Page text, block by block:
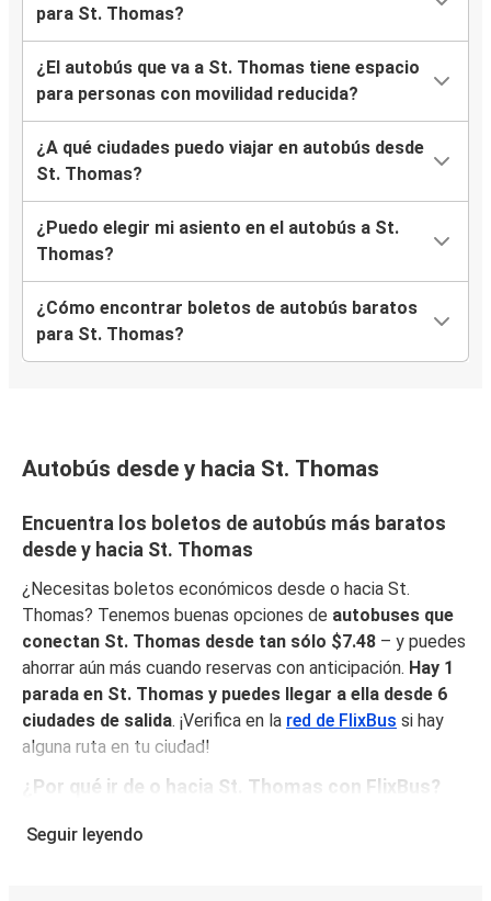
para St. Thomas?
¿El autobús que va a St. Thomas tiene espacio
para personas con movilidad reducida?
¿A qué ciudades puedo viajar en autobús desde
St. Thomas?
¿Puedo elegir mi asiento en el autobús a St.
Thomas?
¿Cómo encontrar boletos de autobús baratos
para St. Thomas?
Autobús desde y hacia St. Thomas
Encuentra los boletos de autobús más baratos
desde y hacia St. Thomas
¿Necesitas boletos económicos desde o hacia St.
Thomas? Tenemos buenas opciones de autobuses que
conectan St. Thomas desde tan sólo $7.48 – y puedes
ahorrar aún más cuando reservas con anticipación. Hay 1
parada en St. Thomas y puedes llegar a ella desde 6
ciudades de salida. ¡Verifica en la red de FlixBus si hay
alguna ruta en tu ciudad!
¿Por qué ir de o hacia St. Thomas con FlixBus?
FlixBus combina precios bajos con comodidad para
Seguir leyendo